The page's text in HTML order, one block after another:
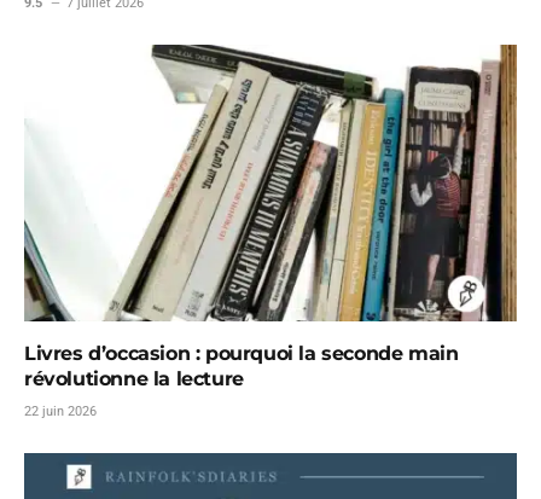
Livres d’occasion : pourquoi la seconde main
révolutionne la lecture
22 juin 2026